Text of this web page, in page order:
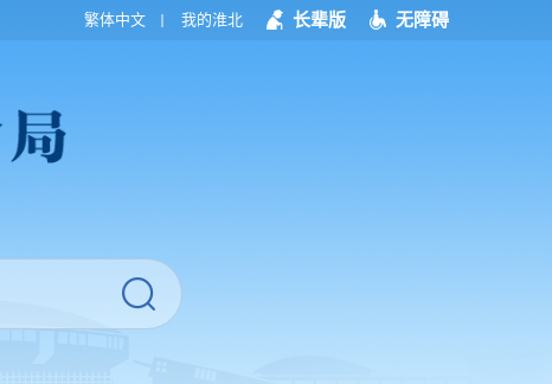
繁体中文 我的淮北 长辈版 无障碍